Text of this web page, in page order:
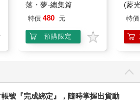
落・夢-總集篇
特價 480 元
預購限定
(藍
特價
號『完成綁定』，隨時掌握出貨動